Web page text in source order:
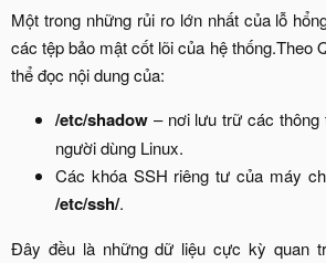
Một trong những rủi ro lớn nhất của lỗ
các tệp bảo mật cốt lõi của hệ thống.Theo
thể đọc nội dung của:​
/etc/shadow – nơi lưu trữ các
người dùng Linux.​
Các khóa SSH riêng tư của máy
/etc/ssh/.​
Đây đều là những dữ liệu cực kỳ quan